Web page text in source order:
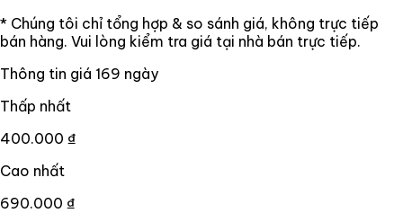
* Chúng tôi chỉ tổng hợp & so sánh giá, không trực tiếp
bán hàng. Vui lòng kiểm tra giá tại nhà bán trực tiếp.
Thông tin giá 169 ngày
Thấp nhất
400.000 ₫
Cao nhất
690.000 ₫